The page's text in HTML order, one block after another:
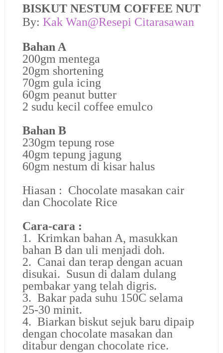
BISKUT NESTUM COFFEE NUT
By: Kak Wan@Resepi Citarasawan
Bahan A
200gm mentega
20gm shortening
70gm gula icing
60gm peanut butter
2 sudu kecil coffee emulco
Bahan B
230gm tepung rose
40gm tepung jagung
60gm nestum di kisar halus
Hiasan : Chocolate masakan cair
dan Chocolate Rice
Cara-cara :
1. Krimkan bahan A, masukkan
bahan B dan uli menjadi doh.
2. Canai dan terap dengan acuan
disukai. Susun di dalam dulang
pembakar yang telah digris.
3. Bakar pada suhu 150C selama
25-30 minit.
4. Biarkan biskut sejuk baru dipaip
dengan chocolate masakan dan
ditabur dengan chocolate rice.